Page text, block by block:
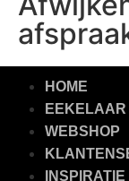
HOME
EEKELAAR
WEBSHOP